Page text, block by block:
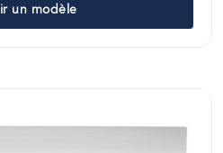
un modèle